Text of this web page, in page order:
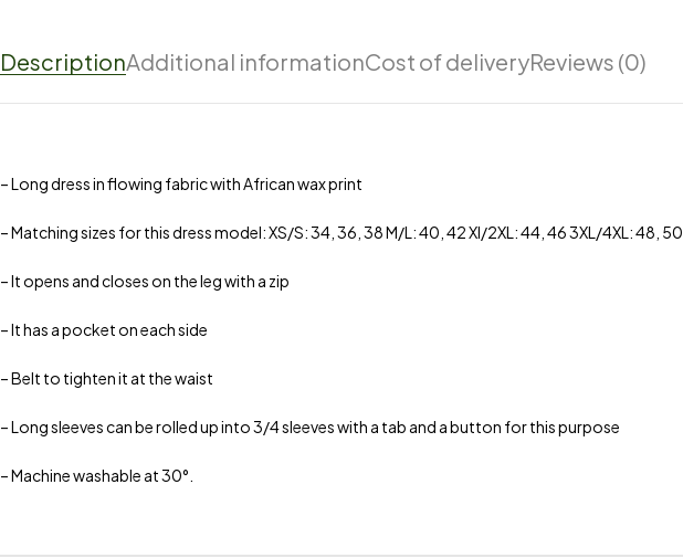
DescriptionAdditional informationCost of deliveryReviews (0)
– Long dress in flowing fabric with African wax print
– Matching sizes for this dress model: XS/S: 34, 36, 38 M/L: 40, 42 Xl/2XL: 44, 46 3XL/4XL: 48, 50
– It opens and closes on the leg with a zip
– It has a pocket on each side
– Belt to tighten it at the waist
– Long sleeves can be rolled up into 3/4 sleeves with a tab and a button for this purpose
– Machine washable at 30°.